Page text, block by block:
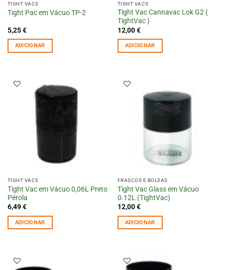
TIGHT VACS
Tight Pac em Vácuo TP-2
5,25€
ADICIONAR
TIGHT VACS
Tight Vac Cannavac Lok G2 (
TightVac )
12,00€
ADICIONAR
TIGHT VACS
Tight Vac em Vácuo 0,06L Preto
Pérola
6,49€
ADICIONAR
FRASCOS E BOLSAS
Tight Vac Glass em Vácuo
0.12L (TightVac)
12,00€
ADICIONAR